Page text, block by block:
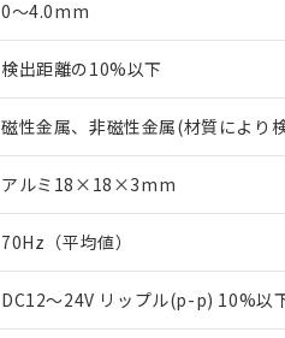
0～4.0mm
検出距離の10%以下
磁性金属、非磁性金属(材質により
アルミ18×18×3mm
70Hz（平均値）
DC12～24V リップル(p-p) 10%以